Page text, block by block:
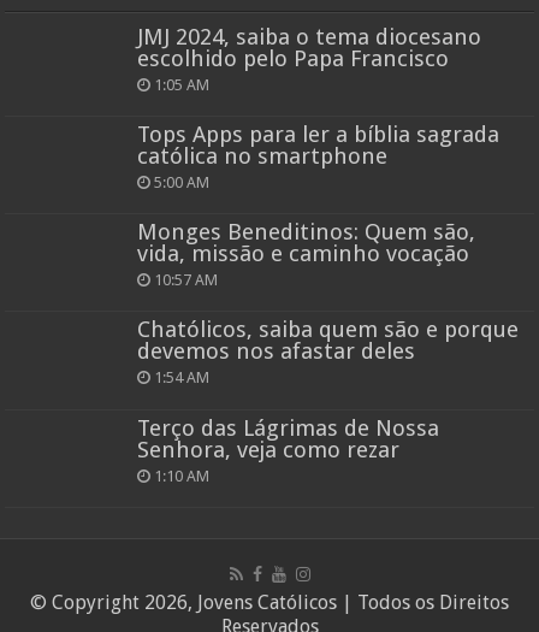
JMJ 2024, saiba o tema diocesano
escolhido pelo Papa Francisco
1:05 AM
Tops Apps para ler a bíblia sagrada
católica no smartphone
5:00 AM
Monges Beneditinos: Quem são,
vida, missão e caminho vocação
10:57 AM
Chatólicos, saiba quem são e porque
devemos nos afastar deles
1:54 AM
Terço das Lágrimas de Nossa
Senhora, veja como rezar
1:10 AM
© Copyright 2026, Jovens Católicos | Todos os Direitos
Reservados